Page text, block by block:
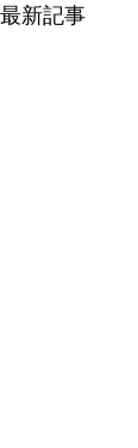
最新記事